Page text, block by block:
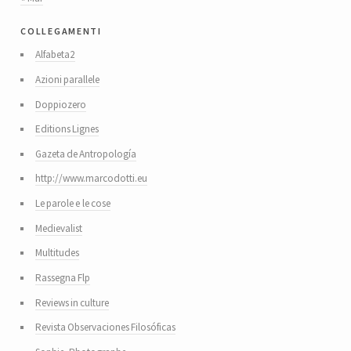
collegamenti
Alfabeta2
Azioni parallele
Doppiozero
Editions Lignes
Gazeta de Antropología
http://www.marcodotti.eu
Le parole e le cose
Medievalist
Multitudes
Rassegna Flp
Reviews in culture
Revista Observaciones Filosóficas